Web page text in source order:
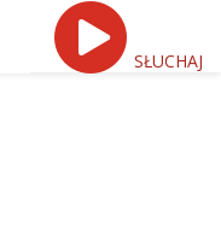
SŁUCHAJ